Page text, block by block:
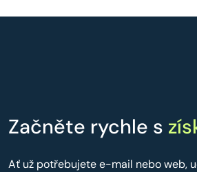
Začněte rychle s
Ať už potřebujete e-mail nebo web,